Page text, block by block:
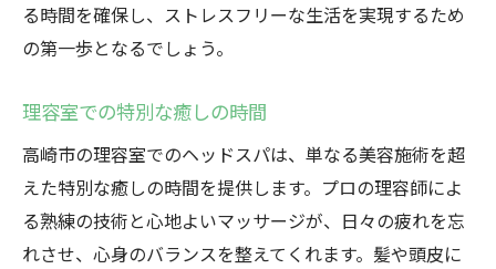
る時間を確保し、ストレスフリーな生活を実現するため
の第一歩となるでしょう。
理容室での特別な癒しの時間
高崎市の理容室でのヘッドスパは、単なる美容施術を超
えた特別な癒しの時間を提供します。プロの理容師によ
る熟練の技術と心地よいマッサージが、日々の疲れを忘
れさせ、心身のバランスを整えてくれます。髪や頭皮に